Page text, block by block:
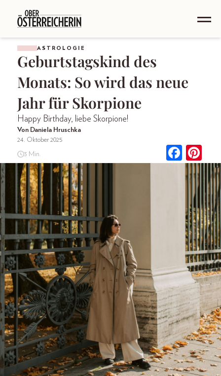
ASTROLOGIE
Geburtstagskind des
Monats: So wird das neue
Jahr für Skorpione
Happy Birthday, liebe Skorpione!
Von Daniela Hruschka
24. Oktober 2025
3 Min.